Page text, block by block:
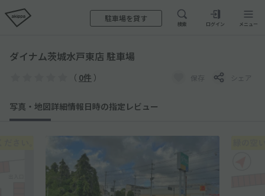
駐車場を貸す
検索 ログイン メニュー
ダイナム茨城水戸東店 駐車場
（ 0件 ） 保存 シェア
写真・地図詳細情報日時の指定 レビュー